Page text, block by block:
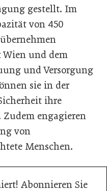
gestellt. Im
von 450
Wien und dem
und Versorgung
sie in der
ihre
engagieren
von
Menschen.
Abonnieren Sie